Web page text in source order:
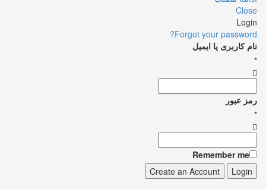
Close
Login
Forgot your password?
نام کاربری یا ایمیل
*
رمز عبور
*
Remember me